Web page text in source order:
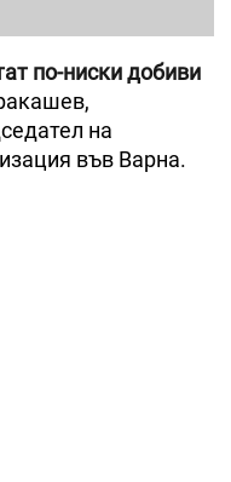
по-ниски добиви
на
във Варна.